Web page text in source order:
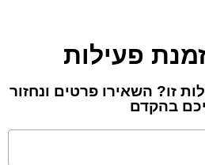
פעילות
זו? השאירו פרטים ונחזור
בהקדם